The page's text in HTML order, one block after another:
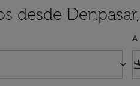
desde
keyboard_arrow_down
A